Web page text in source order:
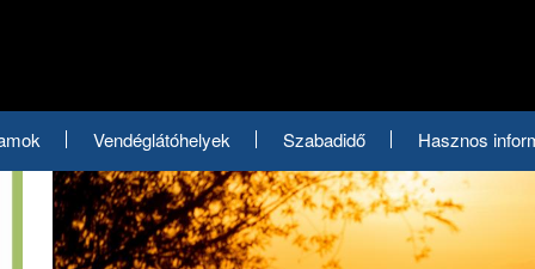
Vendéglátóhelyek Szabadidő Hasznos